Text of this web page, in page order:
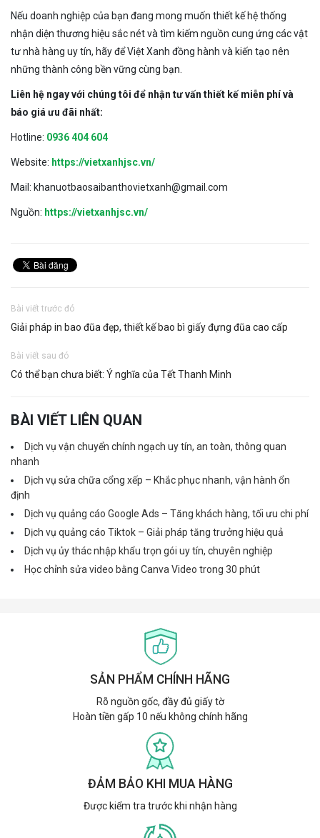
Nếu doanh nghiệp của bạn đang mong muốn thiết kế hệ thống
nhận diện thương hiệu sắc nét và tìm kiếm nguồn cung ứng các vật
tư nhà hàng uy tín, hãy để Việt Xanh đồng hành và kiến tạo nên
những thành công bền vững cùng bạn.
Liên hệ ngay với chúng tôi để nhận tư vấn thiết kế miễn phí và
báo giá ưu đãi nhất:
Hotline: 0936 404 604
Website: https://vietxanhjsc.vn/
Mail: khanuotbaosaibanthovietxanh@gmail.com
Nguồn: https://vietxanhjsc.vn/
Bài viết trước đó
Giải pháp in bao đũa đẹp, thiết kế bao bì giấy đựng đũa cao cấp
Bài viết sau đó
Có thể bạn chưa biết: Ý nghĩa của Tết Thanh Minh
BÀI VIẾT LIÊN QUAN
Dịch vụ vận chuyển chính ngạch uy tín, an toàn, thông quan
nhanh
Dịch vụ sửa chữa cổng xếp – Khắc phục nhanh, vận hành ổn
định
Dịch vụ quảng cáo Google Ads – Tăng khách hàng, tối ưu chi phí
Dịch vụ quảng cáo Tiktok – Giải pháp tăng trưởng hiệu quả
Dịch vụ ủy thác nhập khẩu trọn gói uy tín, chuyên nghiệp
Học chỉnh sửa video bằng Canva Video trong 30 phút
SẢN PHẨM CHÍNH HÃNG
Rõ nguồn gốc, đầy đủ giấy tờ
Hoàn tiền gấp 10 nếu không chính hãng
ĐẢM BẢO KHI MUA HÀNG
Được kiểm tra trước khi nhận hàng